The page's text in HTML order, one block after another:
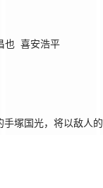
也 喜安浩平
塚国光，将以敌人的